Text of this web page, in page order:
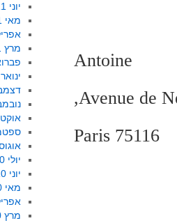
Antoine
75116 Paris
יוני 2011
מאי 2011
אפריל
מרץ 2011
פברואר
ינואר 2011
דצמבר
נובמבר
אוגוסט
יולי 2010
יוני 2010
מאי 2010
אפריל
מרץ 2010